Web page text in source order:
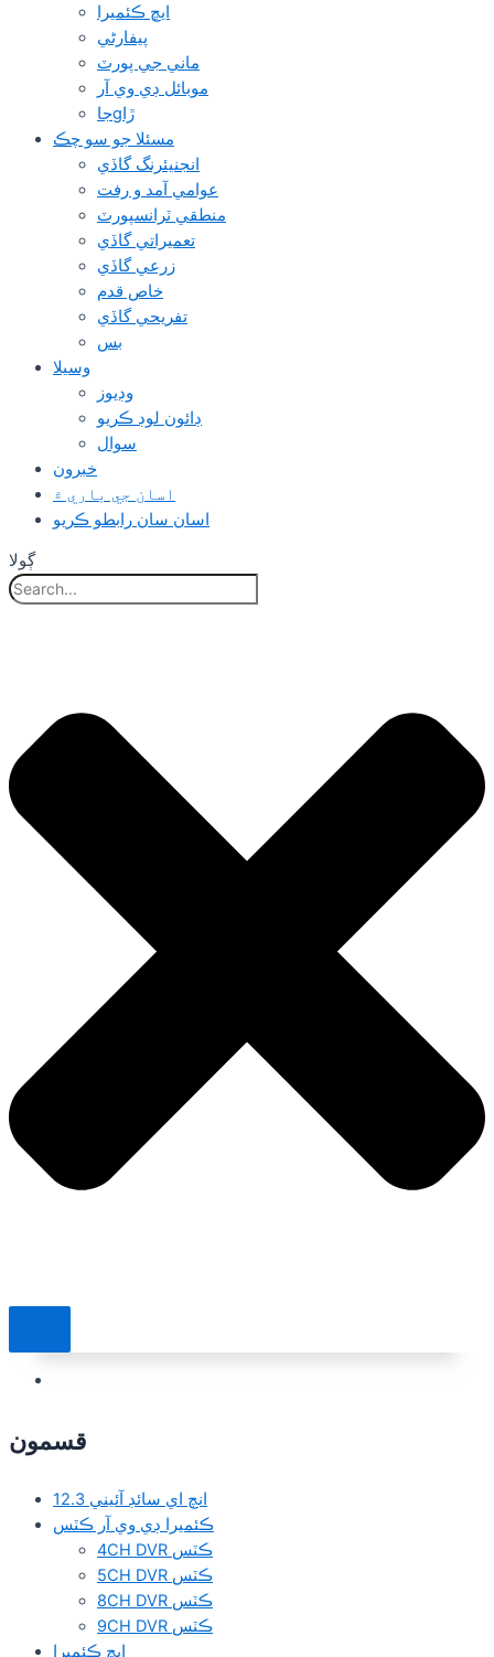
ايڇ ڪئميرا
پيفارڻي
ماني جي پورٽ
موبائل ڊي وي آر
جاgڙا
مسئلا جو سو چڪ
انجنيئرنگ گاڏي
عوامي آمد و رفت
منطقي ٽرانسپورٽ
تعميراتي گاڏي
زرعي گاڏي
خاص قدم
تفريحي گاڏي
بس
وسيلا
وڊيوز
ڊائون لوڊ ڪريو
سوال
خبرون
اسان جي باري ۾
اسان سان رابطو ڪريو
ڳولا
قسمون
12.3 انچ اي سائڊ آئيني
ڪئميرا ڊي وي آر ڪٽس
4CH DVR ڪٽس
5CH DVR ڪٽس
8CH DVR ڪٽس
9CH DVR ڪٽس
ايڇ ڪئميرا